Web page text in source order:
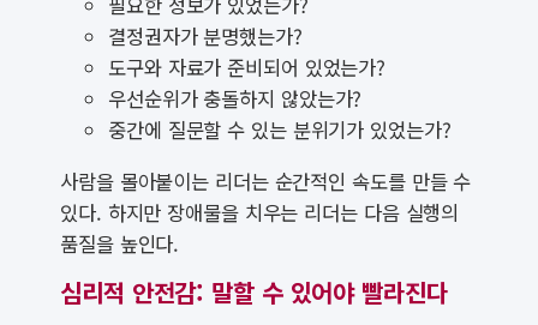
결정권자가 분명했는가?
도구와 자료가 준비되어 있었는가?
우선순위가 충돌하지 않았는가?
중간에 질문할 수 있는 분위기가 있었는가?
사람을 몰아붙이는 리더는 순간적인 속도를 만들 수
있다. 하지만 장애물을 치우는 리더는 다음 실행의
품질을 높인다.
심리적 안전감: 말할 수 있어야 빨라진다